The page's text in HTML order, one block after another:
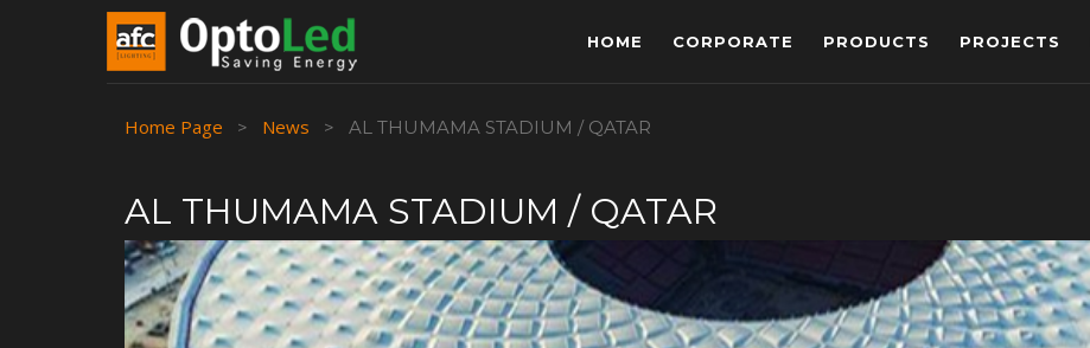
HOME CORPORATE PRODUCTS PROJECTS
Home Page > News > AL THUMAMA STADIUM / QATAR
AL THUMAMA STADIUM / QATAR